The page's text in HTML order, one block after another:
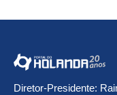
Diretor-Presidente: